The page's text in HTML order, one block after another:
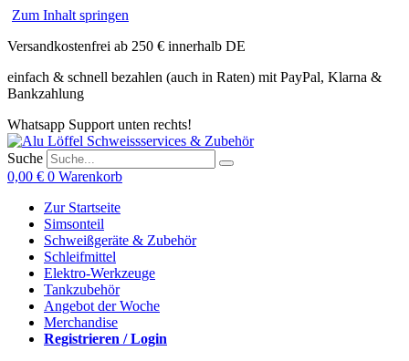
Zum Inhalt springen
Versandkostenfrei ab 250 € innerhalb DE
einfach & schnell bezahlen (auch in Raten) mit PayPal, Klarna &
Bankzahlung
Whatsapp Support unten rechts!
Suche
0,00 € 0 Warenkorb
Zur Startseite
Simsonteil
Schweißgeräte & Zubehör
Schleifmittel
Elektro-Werkzeuge
Tankzubehör
Angebot der Woche
Merchandise
Registrieren / Login